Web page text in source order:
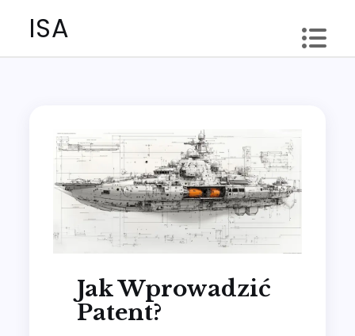
ISA
Jak Wprowadzić
Patent?